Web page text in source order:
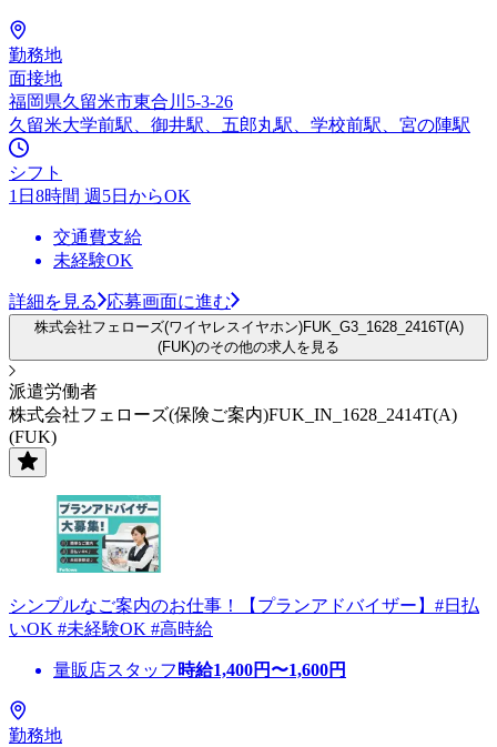
勤務地
面接地
福岡県久留米市東合川5-3-26
久留米大学前駅、御井駅、五郎丸駅、学校前駅、宮の陣駅
シフト
1日8時間 週5日からOK
交通費支給
未経験OK
詳細を見る 応募画面に進む
株式会社フェローズ(ワイヤレスイヤホン)FUK_G3_1628_2416T(A)
(FUK)のその他の求人を見る
派遣労働者
株式会社フェローズ(保険ご案内)FUK_IN_1628_2414T(A)
(FUK)
シンプルなご案内のお仕事！【プランアドバイザー】#日払
いOK #未経験OK #高時給
量販店スタッフ 時給1,400円〜1,600円
勤務地